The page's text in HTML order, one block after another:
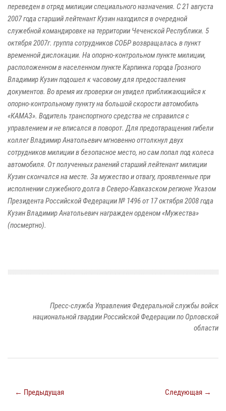
переведен в отряд милиции специального назначения. С 21 августа
2007 года старший лейтенант Кузин находился в очередной
служебной командировке на территории Чеченской Республики. 5
октября 2007г. группа сотрудников СОБР возвращалась в пункт
временной дислокации. На опорно-контрольном пункте милиции,
расположенном в населенном пункте Карпинка города Грозного
Владимир Кузин подошел к часовому для предоставления
документов. Во время их проверки он увидел приближающийся к
опорно-контрольному пункту на большой скорости автомобиль
«КАМАЗ». Водитель транспортного средства не справился с
управлением и не вписался в поворот. Для предотвращения гибели
коллег Владимир Анатольевич мгновенно оттолкнул двух
сотрудников милиции в безопасное место, но сам попал под колеса
автомобиля. От полученных ранений старший лейтенант милиции
Кузин скончался на месте. За мужество и отвагу, проявленные при
исполнении служебного долга в Северо-Кавказском регионе Указом
Президента Российской Федерации № 1496 от 17 октября 2008 года
Кузин Владимир Анатольевич награжден орденом «Мужества»
(посмертно).
Пресс-служба Управления Федеральной службы войск
национальной гвардии Российской Федерации по Орловской
области
← Предыдущая Следующая →